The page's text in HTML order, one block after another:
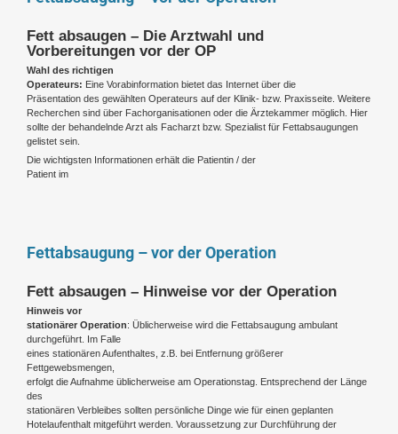
Fett absaugen – Die Arztwahl und
Vorbereitungen vor der OP
Wahl des richtigen
Operateurs: Eine Vorabinformation bietet das Internet über die
Präsentation des gewählten Operateurs auf der Klinik- bzw. Praxisseite. Weitere
Recherchen sind über Fachorganisationen oder die Ärztekammer möglich. Hier
sollte der behandelnde Arzt als Facharzt bzw. Spezialist für Fettabsaugungen
gelistet sein.
Die wichtigsten Informationen erhält die Patientin / der
Patient im
Fettabsaugung – vor der Operation
Fett absaugen – Hinweise vor der Operation
Hinweis vor
stationärer Operation: Üblicherweise wird die Fettabsaugung ambulant
durchgeführt. Im Falle
eines stationären Aufenthaltes, z.B. bei Entfernung größerer
Fettgewebsmengen,
erfolgt die Aufnahme üblicherweise am Operationstag. Entsprechend der Länge
des
stationären Verbleibes sollten persönliche Dinge wie für einen geplanten
Hotelaufenthalt mitgeführt werden. Voraussetzung zur Durchführung der